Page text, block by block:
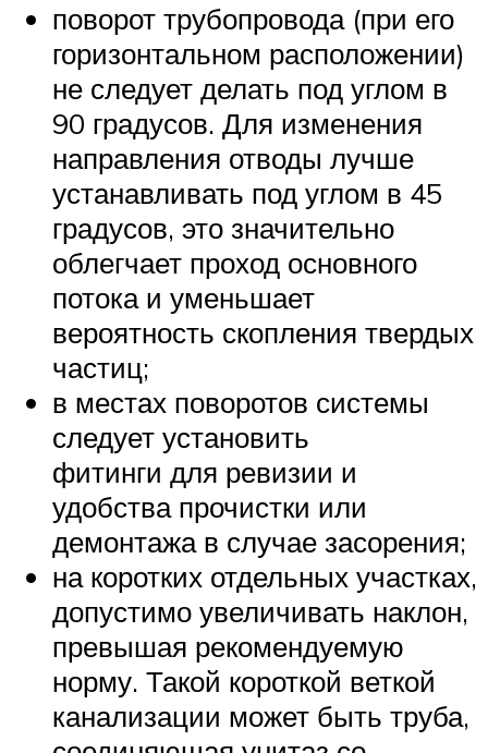
поворот трубопровода (при его
горизонтальном расположении)
не следует делать под углом в
90 градусов. Для изменения
направления отводы лучше
устанавливать под углом в 45
градусов, это значительно
облегчает проход основного
потока и уменьшает
вероятность скопления твердых
частиц;
в местах поворотов системы
следует установить
фитинги для ревизии и
удобства прочистки или
демонтажа в случае засорения;
на коротких отдельных участках,
допустимо увеличивать наклон,
превышая рекомендуемую
норму. Такой короткой веткой
канализации может быть труба,